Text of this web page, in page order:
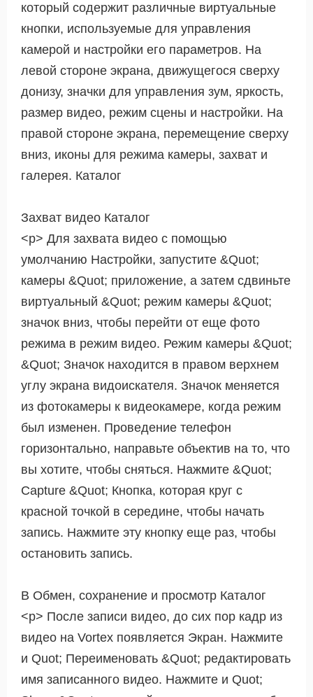
который содержит различные виртуальные
кнопки, используемые для управления
камерой и настройки его параметров. На
левой стороне экрана, движущегося сверху
донизу, значки для управления зум, яркость,
размер видео, режим сцены и настройки. На
правой стороне экрана, перемещение сверху
вниз, иконы для режима камеры, захват и
галерея. Каталог
Захват видео Каталог
<р> Для захвата видео с помощью
умолчанию Настройки, запустите &Quot;
камеры &Quot; приложение, а затем сдвиньте
виртуальный &Quot; режим камеры &Quot;
значок вниз, чтобы перейти от еще фото
режима в режим видео. Режим камеры &Quot;
&Quot; Значок находится в правом верхнем
углу экрана видоискателя. Значок меняется
из фотокамеры к видеокамере, когда режим
был изменен. Проведение телефон
горизонтально, направьте объектив на то, что
вы хотите, чтобы сняться. Нажмите &Quot;
Capture &Quot; Кнопка, которая круг с
красной точкой в ​​середине, чтобы начать
запись. Нажмите эту кнопку еще раз, чтобы
остановить запись.
В Обмен, сохранение и просмотр Каталог
<р> После записи видео, до сих пор кадр из
видео на Vortex появляется Экран. Нажмите
и Quot; Переименовать &Quot; редактировать
имя записанного видео. Нажмите и Quot;